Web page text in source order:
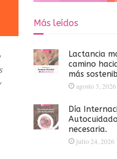
Más leídos
Lactancia
camino
más
agosto 3, 2026
Día
necesaria.
julio 24, 2026